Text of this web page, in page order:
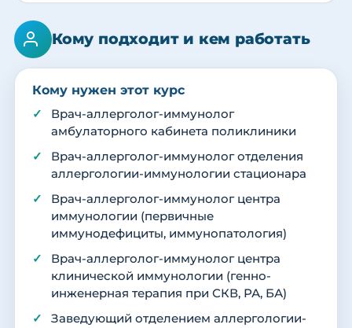
Кому подходит и кем работать
Кому нужен этот курс
Врач-аллерголог-иммунолог
амбулаторного кабинета поликлиники
Врач-аллерголог-иммунолог отделения
аллергологии-иммунологии стационара
Врач-аллерголог-иммунолог центра
иммунологии (первичные
иммунодефициты, иммунопатология)
Врач-аллерголог-иммунолог центра
клинической иммунологии (генно-
инженерная терапия при СКВ, РА, БА)
Заведующий отделением аллергологии-